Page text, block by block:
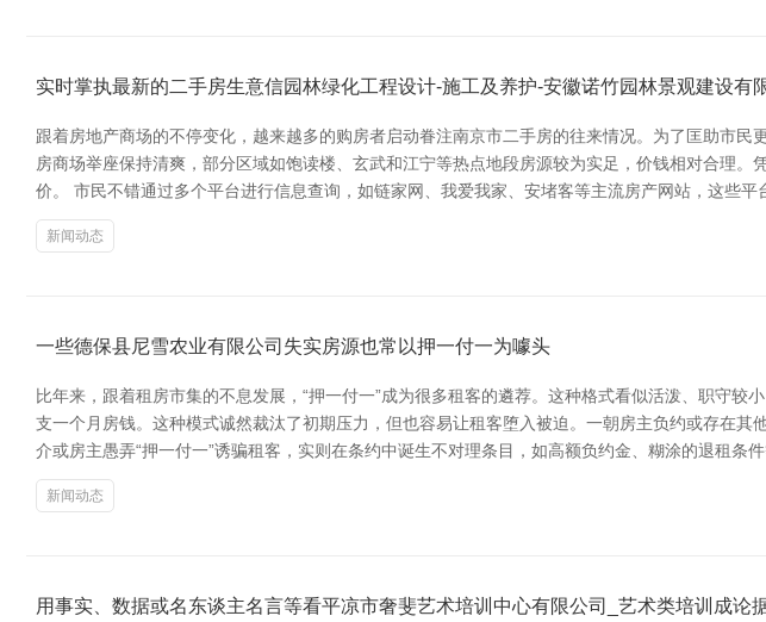
实时掌执最新的二手房生意信园林绿化工程设计-施工及养护-安徽诺竹园林景观建设有
跟着房地产商场的不停变化，越来越多的购房者启动眷注南京市二手房的往来情况。为了匡助市
房商场举座保持清爽，部分区域如饱读楼、玄武和江宁等热点地段房源较为实足，价钱相对合理
价。 市民不错通过多个平台进行信息查询，如链家网、我爱我家、安堵客等主流房产网站，这些平
新闻动态
一些德保县尼雪农业有限公司失实房源也常以押一付一为噱头
比年来，跟着租房市集的不息发展，“押一付一”成为很多租客的遴荐。这种格式看似活泼、职守
支一个月房钱。这种模式诚然裁汰了初期压力，但也容易让租客堕入被迫。一朝房主负约或存在
介或房主愚弄“押一付一”诱骗租客，实则在条约中诞生不对理条目，如高额负约金、糊涂的退租条
新闻动态
用事实、数据或名东谈主名言等看平凉市奢斐艺术培训中心有限公司_艺术类培训成论